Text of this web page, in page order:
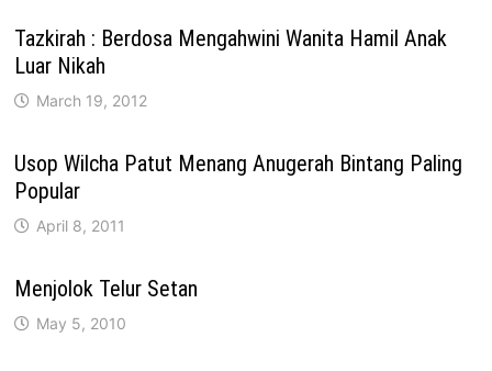
Tazkirah : Berdosa Mengahwini Wanita Hamil Anak
Luar Nikah
March 19, 2012
Usop Wilcha Patut Menang Anugerah Bintang Paling
Popular
April 8, 2011
Menjolok Telur Setan
May 5, 2010